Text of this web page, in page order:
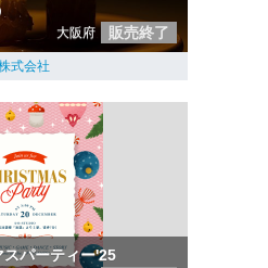
大阪府 販売終了
式会社
パーティー'25